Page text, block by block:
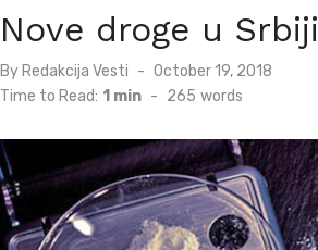
Nove droge u Srbiji
By Redakcija Vesti
Posted
on
October 19, 2018
Time to Read: 1 min - 265 words